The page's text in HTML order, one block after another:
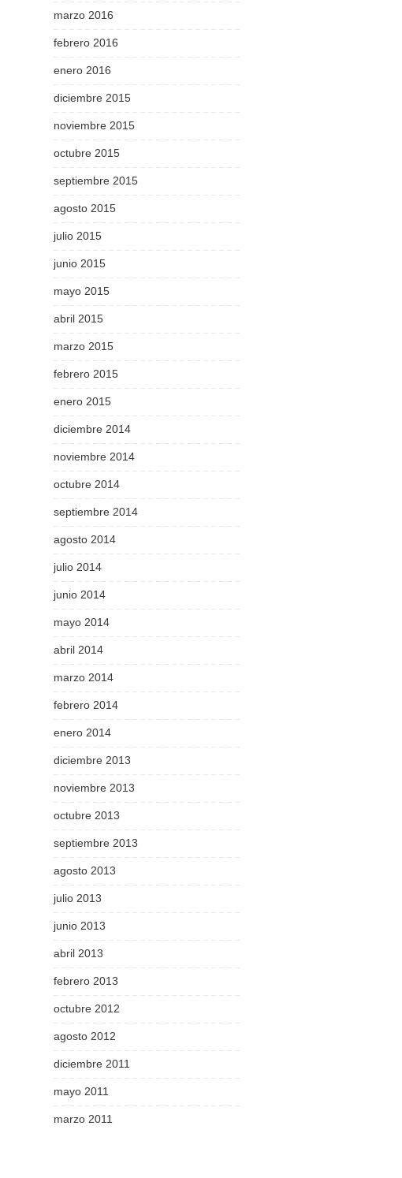
marzo 2016
febrero 2016
enero 2016
diciembre 2015
noviembre 2015
octubre 2015
septiembre 2015
agosto 2015
julio 2015
junio 2015
mayo 2015
abril 2015
marzo 2015
febrero 2015
enero 2015
diciembre 2014
noviembre 2014
octubre 2014
septiembre 2014
agosto 2014
julio 2014
junio 2014
mayo 2014
abril 2014
marzo 2014
febrero 2014
enero 2014
diciembre 2013
noviembre 2013
octubre 2013
septiembre 2013
agosto 2013
julio 2013
junio 2013
abril 2013
febrero 2013
octubre 2012
agosto 2012
diciembre 2011
mayo 2011
marzo 2011